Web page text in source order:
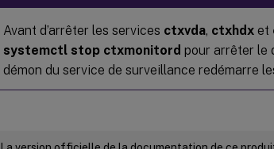
Avant d’arrêter les services ctxvda, ctxhdx et
systemctl stop ctxmonitord pour arrêter le
démon du service de surveillance redémarre